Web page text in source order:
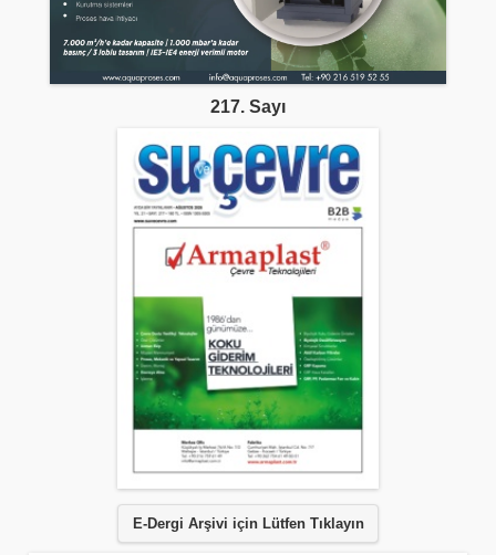
217. Sayı
E-Dergi Arşivi için Lütfen Tıklayın